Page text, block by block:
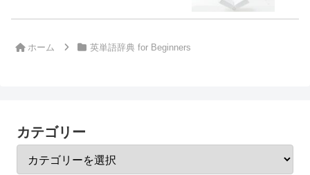
ホーム 英単語辞典 for Beginners
カテゴリー